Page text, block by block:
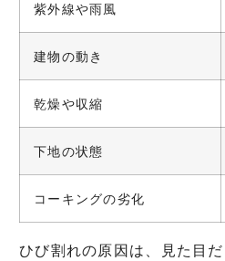
紫外線や雨風
建物の動き
乾燥や収縮
下地の状態
コーキングの劣化
ひび割れの原因は、見た目